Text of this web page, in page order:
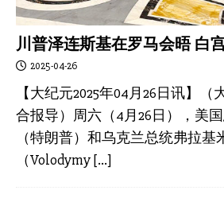
川普泽连斯基在罗马会晤 白
2025-04-26
【大纪元2025年04月26日讯】
合报导）周六（4月26日），美
（特朗普）和乌克兰总统弗拉基
（Volodymy[…]